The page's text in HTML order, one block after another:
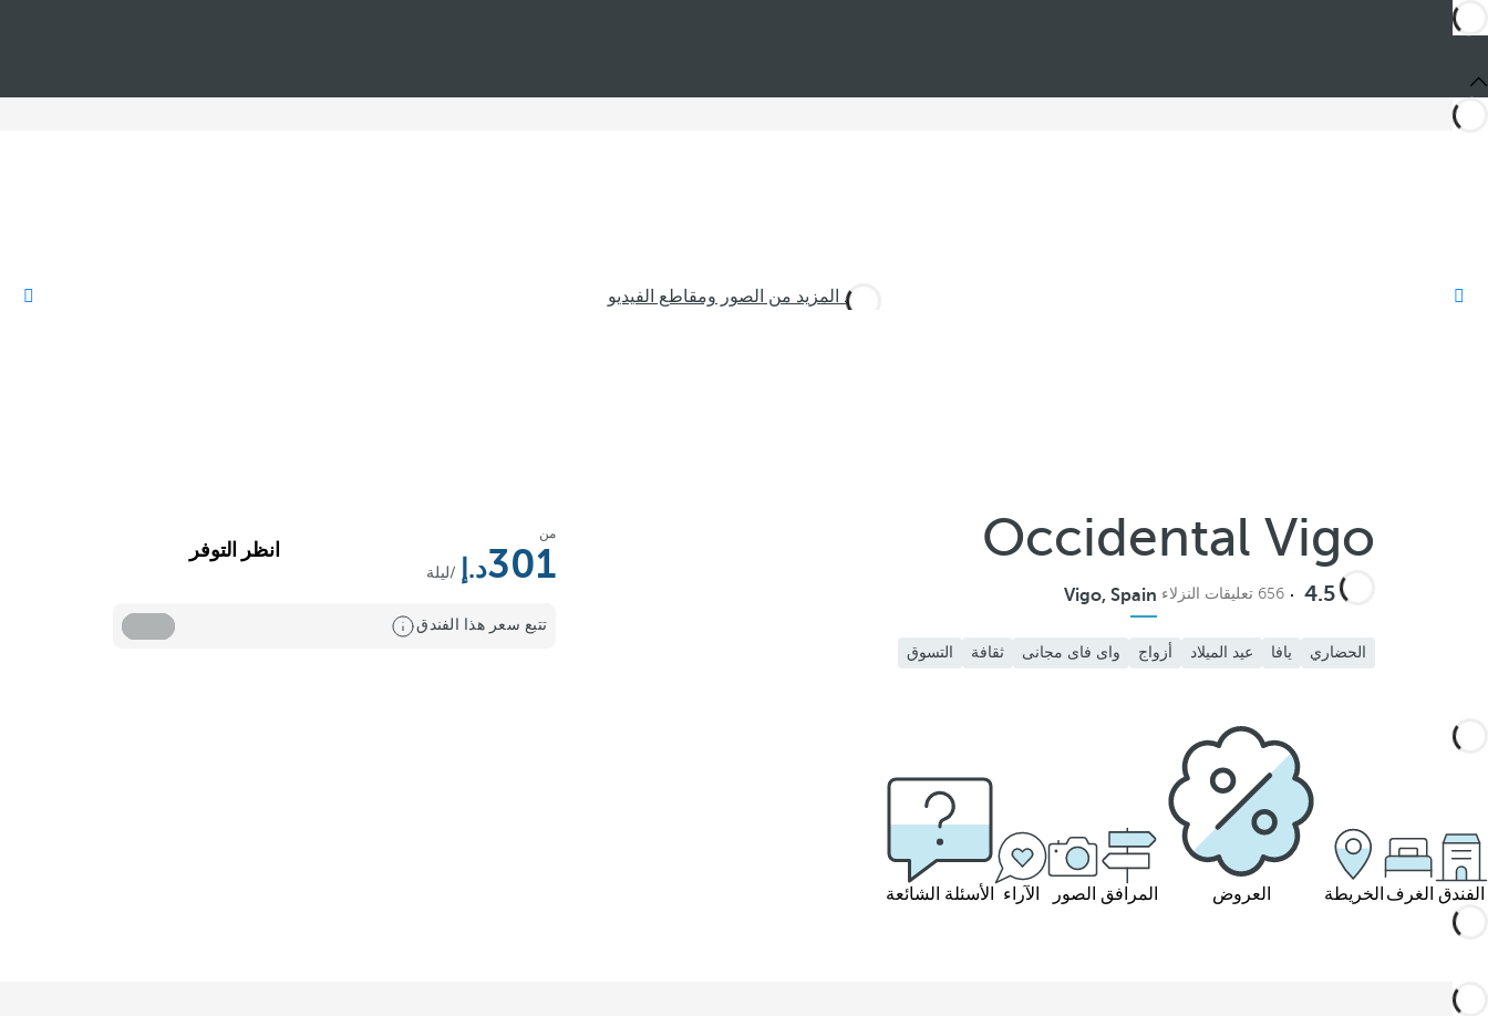
شاهد المزيد من الصور ومقاطع الفيديو
من
301 /ليلة
انظر التوفر
تتبع سعر هذا الفندق
Occidental Vigo
4.5 656 تعليقات النزلاء Vigo, Spain
الحضاري يافا عيد الميلاد أزواج واى فاى مجانى ثقافة التسوق
الفندق الغرف الخريطة العروض المرافق الصور الآراء الأسئلة الشائعة